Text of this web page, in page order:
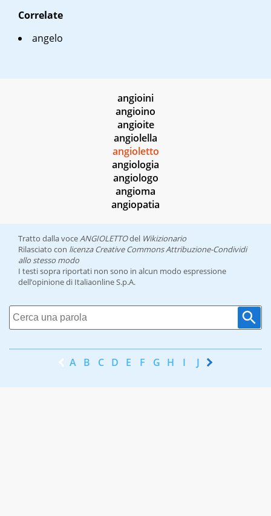
Correlate
angelo
angioini
angioino
angioite
angiolella
angioletto
angiologia
angiologo
angioma
angiopatia
Tratto dalla voceANGIOLETTOdel Wikizionario
Rilasciato con licenza Creative Commons Attribuzione-Condividi
allo stesso modo
I testi sopra riportati non sono in alcun modo espressione
dell’opinione di Italiaonline S.p.A.
A B C D E F G H I J K